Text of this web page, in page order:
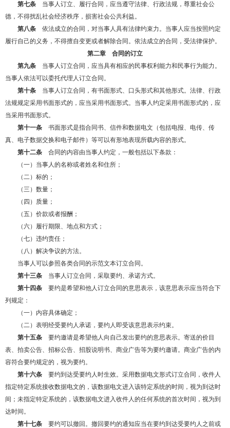
第七条 当事人订立、履行合同，应当遵守法律、行政法规，尊重社会公
德，不得扰乱社会经济秩序，损害社会公共利益。
第八条 依法成立的合同，对当事人具有法律约束力。当事人应当按照约定
履行自己的义务，不得擅自变更或者解除合同。依法成立的合同，受法律保护。
第二章 合同的订立
第九条 当事人订立合同，应当具有相应的民事权利能力和民事行为能力。
当事人依法可以委托代理人订立合同。
第十条 当事人订立合同，有书面形式、口头形式和其他形式。法律、行政
法规规定采用书面形式的，应当采用书面形式。当事人约定采用书面形式的，应
当采用书面形式。
第十一条 书面形式是指合同书、信件和数据电文（包括电报、电传、传
真、电子数据交换和电子邮件）等可以有形地表现所载内容的形式。
第十二条 合同的内容由当事人约定，一般包括以下条款：
（一）当事人的名称或者姓名和住所；
（二）标的；
（三）数量；
（四）质量；
（五）价款或者报酬；
（六）履行期限、地点和方式；
（七）违约责任；
（八）解决争议的方法。
当事人可以参照各类合同的示范文本订立合同。
第十三条 当事人订立合同，采取要约、承诺方式。
第十四条 要约是希望和他人订立合同的意思表示，该意思表示应当符合下
列规定：
（一）内容具体确定；
（二）表明经受要约人承诺，要约人即受该意思表示约束。
第十五条 要约邀请是希望他人向自己发出要约的意思表示。寄送的价目
表、拍卖公告、招标公告、招股说明书、商业广告等为要约邀请。商业广告的内
容符合要约规定的，视为要约。
第十六条 要约到达受要约人时生效。采用数据电文形式订立合同，收件人
指定特定系统接收数据电文的，该数据电文进入该特定系统的时间，视为到达时
间；未指定特定系统的，该数据电文进入收件人的任何系统的首次时间，视为到
达时间。
第十七条 要约可以撤回。撤回要约的通知应当在要约到达受要约人之前或